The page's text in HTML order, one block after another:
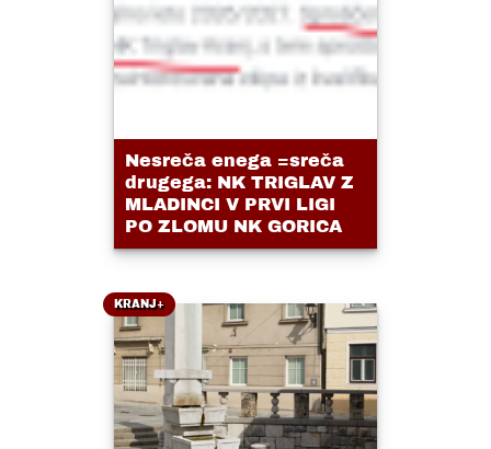
Nesreča enega =sreča
drugega: NK TRIGLAV Z
MLADINCI V PRVI LIGI
PO ZLOMU NK GORICA
KRANJ+